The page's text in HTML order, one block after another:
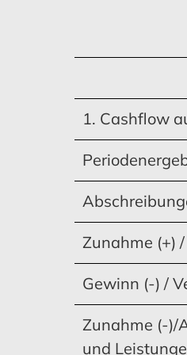
MEHR ERFAHREN
MEHR ERFAHREN
Mitarbeiter
1. Cashflow
Zunahme (+)
Gewinn (-) /
Zunahme (-)/
und
MEHR ERFAHREN
MEHR ERFAHREN
Mitarbeiter